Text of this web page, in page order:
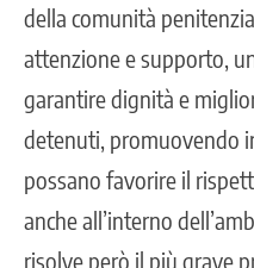
della comunità
attenzione e supporto,
garantire dignità e
detenuti, promuovendo
possano favorire il
anche all’interno
risolve però il più grave